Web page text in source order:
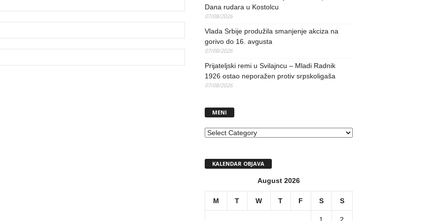
Dana rudara u Kostolcu
07/08/2026
Vlada Srbije produžila smanjenje akciza na
gorivo do 16. avgusta
07/08/2026
Prijateljski remi u Svilajncu – Mladi Radnik
1926 ostao neporažen protiv srpskoligaša
07/08/2026
MENI
MENI
KALENDAR OBJAVA
August 2026
M T W T F S S
1 2